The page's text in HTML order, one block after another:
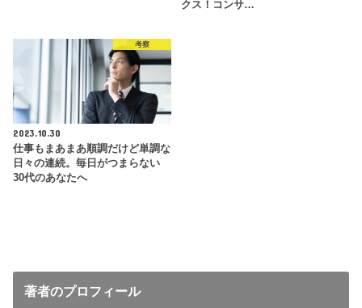
クス！コンサ…
考察
2023.10.30
仕事もまあまあ順調だけど単調な
日々の連続。毎日がつまらない
30代のあなたへ
著者のプロフィール